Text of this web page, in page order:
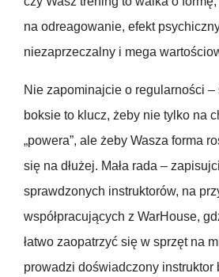
na odreagowanie, efekt
niezaprzeczalny i mega
Nie zapominajcie o regularności
boksie to klucz, żeby nie tylko na
„powera”, ale żeby Wasza forma
się na dłużej. Mała rada –
sprawdzonych instruktorów, na
współpracujących z WarHouse,
łatwo zaopatrzyć się w sprzęt na
prowadzi doświadczony instruktor